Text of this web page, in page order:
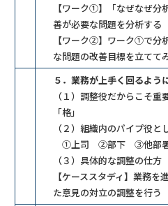
【ワーク①】「なぜなぜ分
善が必要な問題を分析する
【ワーク②】ワーク①で分
な問題の改善目標を立てて
５．業務が上手く回るよう
（１）調整役だからこそ重
「格」
（２）組織内のパイプ役と
①上司 ②部下 ③他部
（３）具体的な調整の仕方
【ケーススタディ】業務を
た意見の対立の調整を行う